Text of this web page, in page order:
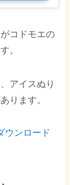
コドモエの
。
アイスぬり
ります。
ウンロード